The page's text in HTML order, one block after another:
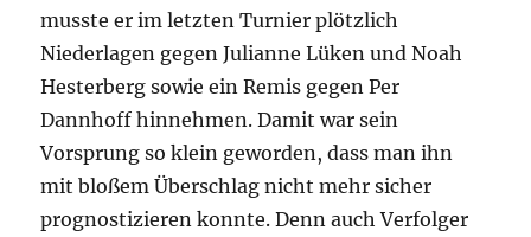
musste er im letzten Turnier plötzlich
Niederlagen gegen Julianne Lüken und Noah
Hesterberg sowie ein Remis gegen Per
Dannhoff hinnehmen. Damit war sein
Vorsprung so klein geworden, dass man ihn
mit bloßem Überschlag nicht mehr sicher
prognostizieren konnte. Denn auch Verfolger